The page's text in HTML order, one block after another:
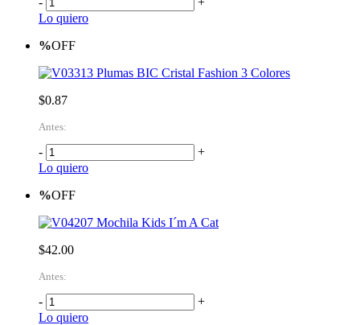
Lo quiero
%OFF
Plumas BIC Cristal Fashion 3 Colores
$0.87
Antes:
-
+
Lo quiero
%OFF
Mochila Kids I´m A Cat
$42.00
Antes:
-
+
Lo quiero